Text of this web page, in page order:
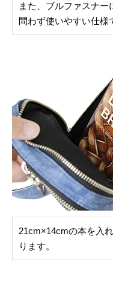
また、ブルファスナ
問わず使いやすい仕様
21cm×14cmの本を入
ります。